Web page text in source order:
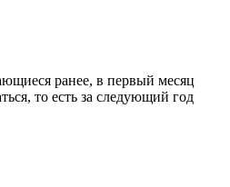
ранее, в первый месяц
то есть за следующий год